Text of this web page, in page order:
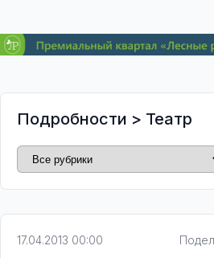
Подробности > Театр
17.04.2013 00:00